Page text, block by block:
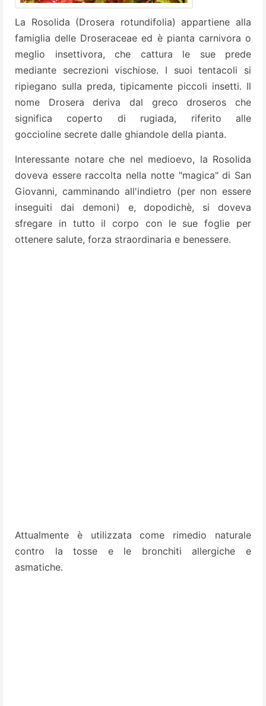
La Rosolida (Drosera rotundifolia) appartiene alla
famiglia delle Droseraceae ed è pianta carnivora o
meglio insettivora, che cattura le sue prede
mediante secrezioni vischiose. I suoi tentacoli si
ripiegano sulla preda, tipicamente piccoli insetti. Il
nome Drosera deriva dal greco droseros che
significa coperto di rugiada, riferito alle
goccioline secrete dalle ghiandole della pianta.
Interessante notare che nel medioevo, la Rosolida
doveva essere raccolta nella notte "magica" di San
Giovanni, camminando all'indietro (per non essere
inseguiti dai demoni) e, dopodichè, si doveva
sfregare in tutto il corpo con le sue foglie per
ottenere salute, forza straordinaria e benessere.
Attualmente è utilizzata come rimedio naturale
contro la tosse e le bronchiti allergiche e
asmatiche.